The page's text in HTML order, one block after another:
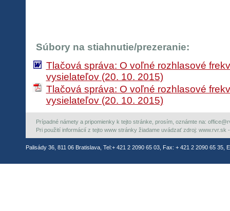
Súbory na stiahnutie/prezeranie:
Tlačová správa: O voľné rozhlasové
vysielateľov (20. 10. 2015)
Tlačová správa: O voľné rozhlasové
vysielateľov (20. 10. 2015)
Prípadné námety a pripomienky k tejto stránke, prosím, oznámte na:
Pri použití informácií z tejto www stránky žiadame uvádzať zdroj: www.rvr.sk
Palisády 36, 811 06 Bratislava, Tel:+ 421 2 2090 65 03, Fax: + 421 2 2090 65 35,